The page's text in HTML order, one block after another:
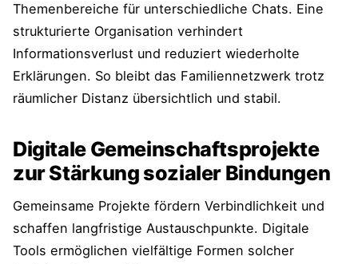
Themenbereiche für unterschiedliche Chats. Eine
strukturierte Organisation verhindert
Informationsverlust und reduziert wiederholte
Erklärungen. So bleibt das Familiennetzwerk trotz
räumlicher Distanz übersichtlich und stabil.
Digitale Gemeinschaftsprojekte
zur Stärkung sozialer Bindungen
Gemeinsame Projekte fördern Verbindlichkeit und
schaffen langfristige Austauschpunkte. Digitale
Tools ermöglichen vielfältige Formen solcher